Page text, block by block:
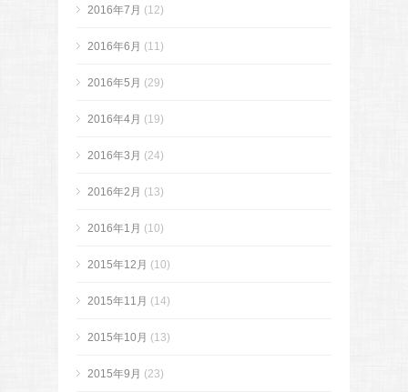
2016年7月 (12)
2016年6月 (11)
2016年5月 (29)
2016年4月 (19)
2016年3月 (24)
2016年2月 (13)
2016年1月 (10)
2015年12月 (10)
2015年11月 (14)
2015年10月 (13)
2015年9月 (23)